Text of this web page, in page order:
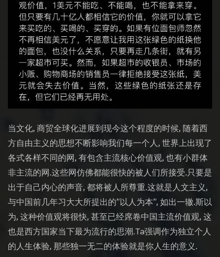
当文化, 商贸全球化进展到现今这个程度的时候, 随着西
方自由主义的思想不断影响我们每一个人, 世界上出现了
各式各样不同的网, 有包含主流核心价值观, 也有小群体
非主流的网.这些网仿佛都能很快的被人们所接受.只要是
出于自己内心的声音, 都将被人所尊重.这就是人文主义,
与中国前几年习大大所提出的”以人为本”, 如出一辙.斯以
为, 这种价值观将很快, 甚至已经席卷中国主流价值观, 这
也是西方国家当下最为流行的思潮.Ta强调作为独立个人
的人生体验, 那些独一无二的体验就是你人生的意义.